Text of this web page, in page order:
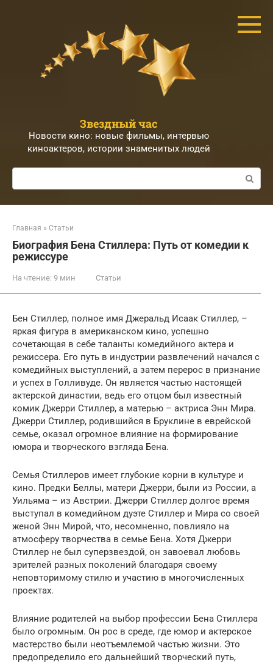
Звездный час
Новости кино: новые фильмы, интервью
киноактеров, истории знаменитых людей
Поиск:
Главная » Статьи
Биография Бена Стиллера: Путь от комедии к
режиссуре
На чтение: 9 мин Статьи
Бен Стиллер, полное имя Джеральд Исаак Стиллер, –
яркая фигура в американском кино, успешно
сочетающая в себе таланты комедийного актера и
режиссера. Его путь в индустрии развлечений начался с
комедийных выступлений, а затем перерос в признание
и успех в Голливуде. Он является частью настоящей
актерской династии, ведь его отцом был известный
комик Джерри Стиллер, а матерью – актриса Энн Мира.
Джерри Стиллер, родившийся в Бруклине в еврейской
семье, оказал огромное влияние на формирование
юмора и творческого взгляда Бена.
Семья Стиллеров имеет глубокие корни в культуре и
кино. Предки Беллы, матери Джерри, были из России, а
Уильяма – из Австрии. Джерри Стиллер долгое время
выступал в комедийном дуэте Стиллер и Мира со своей
женой Энн Мирой, что, несомненно, повлияло на
атмосферу творчества в семье Бена. Хотя Джерри
Стиллер не был суперзвездой, он завоевал любовь
зрителей разных поколений благодаря своему
неповторимому стилю и участию в многочисленных
проектах.
Влияние родителей на выбор профессии Бена Стиллера
было огромным. Он рос в среде, где юмор и актерское
мастерство были неотъемлемой частью жизни. Это
предопределило его дальнейший творческий путь,